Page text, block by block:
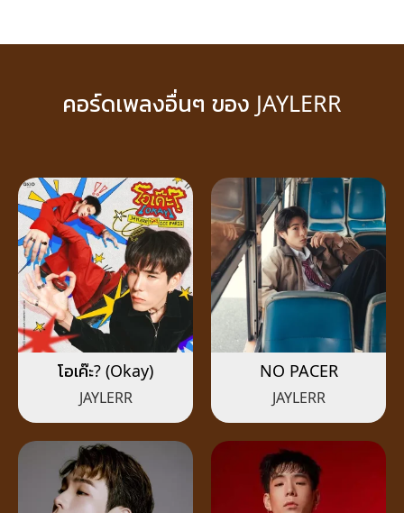
คอร์ดเพลงอื่นๆ ของ JAYLERR
โอเค๊ะ? (Okay)
JAYLERR
NO PACER
JAYLERR